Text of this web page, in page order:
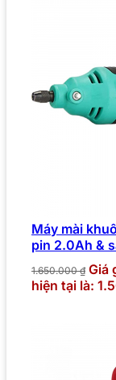
Máy mài
pin 2.0Ah &
1.650.000₫ Giá
hiện tại là: